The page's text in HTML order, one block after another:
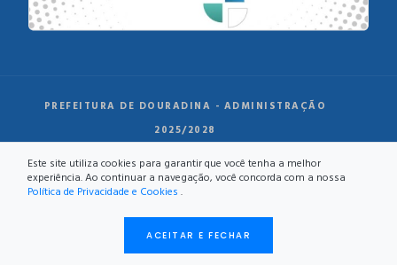
PREFEITURA DE DOURADINA - ADMINISTRAÇÃO
2025/2028
Este site utiliza cookies para garantir que você tenha a melhor
experiência. Ao continuar a navegação, você concorda com a nossa
Política de Privacidade e Cookies .
ACEITAR E FECHAR